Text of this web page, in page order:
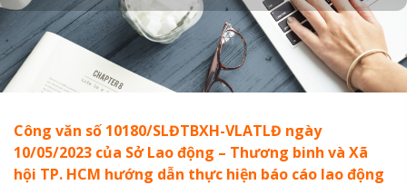
Công văn số 10180/SLĐTBXH-VLATLĐ ngày
10/05/2023 của Sở Lao động – Thương binh và Xã
hội TP. HCM hướng dẫn thực hiện báo cáo lao động